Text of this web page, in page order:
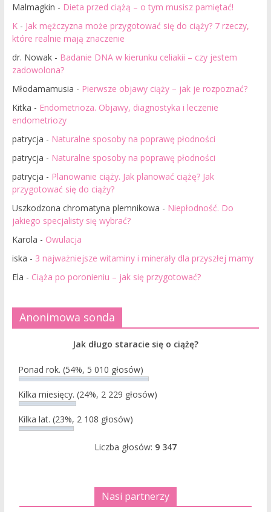
Malmagkin - Dieta przed ciążą – o tym musisz pamiętać!
K- Jak mężczyzna może przygotować się do ciąży? 7 rzeczy,
które realnie mają znaczenie
dr. Nowak- Badanie DNA w kierunku celiakii – czy jestem
zadowolona?
Młodamamusia - Pierwsze objawy ciąży – jak je rozpoznać?
Kitka - Endometrioza. Objawy, diagnostyka i leczenie
endometriozy
patrycja - Naturalne sposoby na poprawę płodności
patrycja - Naturalne sposoby na poprawę płodności
patrycja - Planowanie ciąży. Jak planować ciążę? Jak
przygotować się do ciąży?
Uszkodzona chromatyna plemnikowa - Niepłodność. Do
jakiego specjalisty się wybrać?
Karola - Owulacja
iska - 3 najważniejsze witaminy i minerały dla przyszłej mamy
Ela - Ciąża po poronieniu – jak się przygotować?
Anonimowa sonda
Jak długo staracie się o ciążę?
Ponad rok. (54%, 5 010 głosów)
Kilka miesięcy. (24%, 2 229 głosów)
Kilka lat. (23%, 2 108 głosów)
Liczba głosów: 9 347
Nasi partnerzy